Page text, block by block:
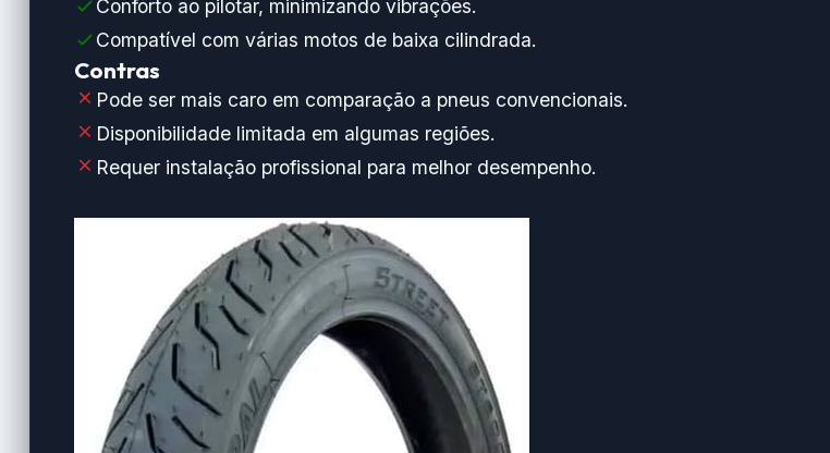
Conforto ao pilotar, minimizando vibrações.
Compatível com várias motos de baixa cilindrada.
Contras
Pode ser mais caro em comparação a pneus convencionais.
Disponibilidade limitada em algumas regiões.
Requer instalação profissional para melhor desempenho.